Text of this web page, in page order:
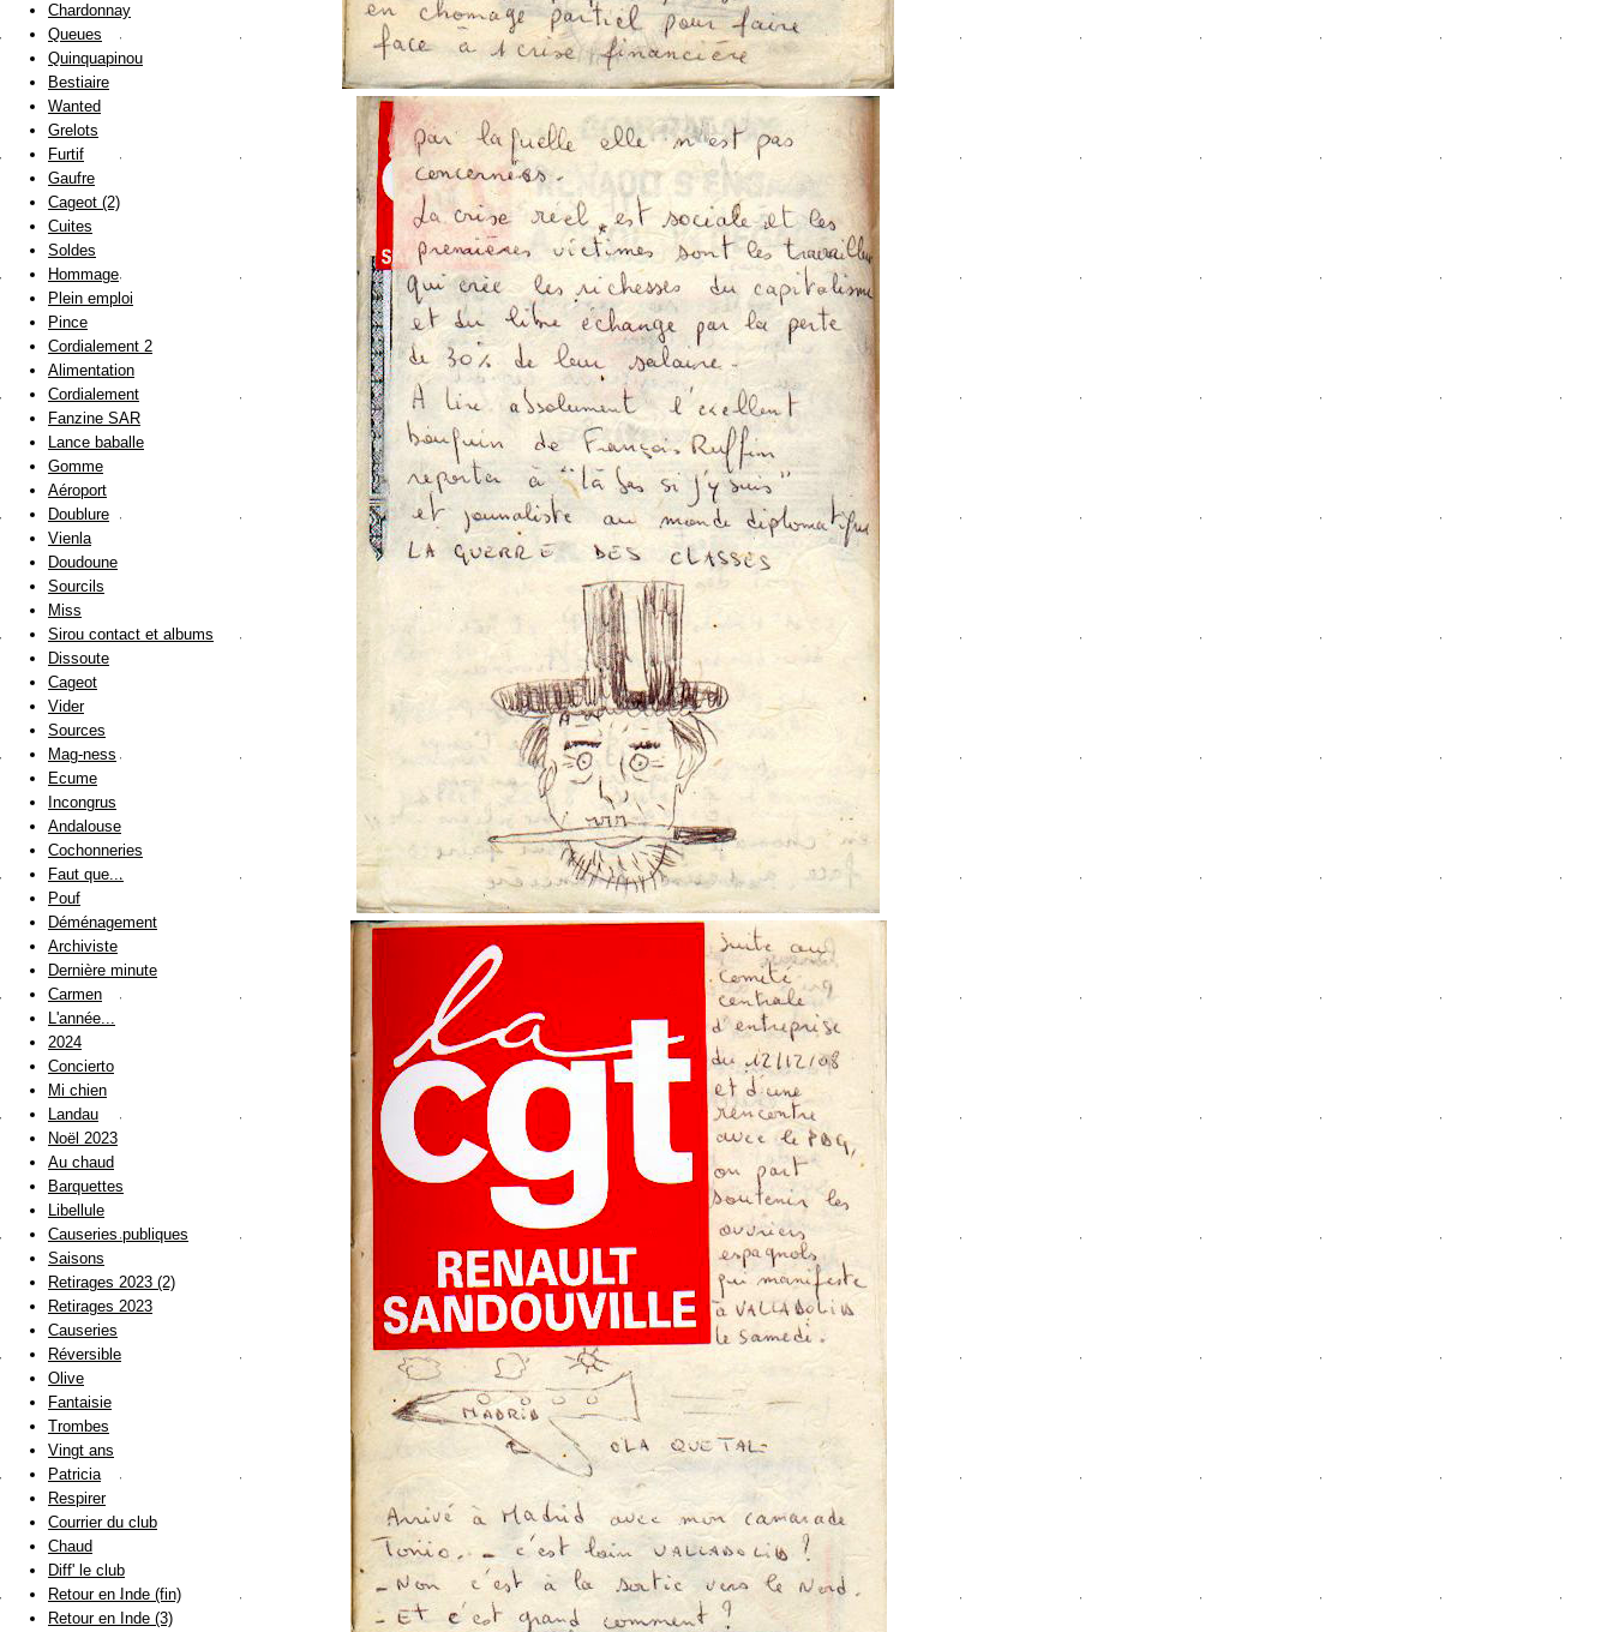
Chardonnay
Queues
Quinquapinou
Bestiaire
Wanted
Grelots
Furtif
Gaufre
Cageot (2)
Cuites
Soldes
Hommage
Plein emploi
Pince
Cordialement 2
Alimentation
Cordialement
Fanzine SAR
Lance baballe
Gomme
Aéroport
Doublure
Vienla
Doudoune
Sourcils
Miss
Sirou contact et albums
Dissoute
Cageot
Vider
Sources
Mag-ness
Ecume
Incongrus
Andalouse
Cochonneries
Faut que...
Pouf
Déménagement
Archiviste
Dernière minute
Carmen
L'année...
2024
Concierto
Mi chien
Landau
Noël 2023
Au chaud
Barquettes
Libellule
Causeries publiques
Saisons
Retirages 2023 (2)
Retirages 2023
Causeries
Réversible
Olive
Fantaisie
Trombes
Vingt ans
Patricia
Respirer
Courrier du club
Chaud
Diff' le club
Retour en Inde (fin)
Retour en Inde (3)